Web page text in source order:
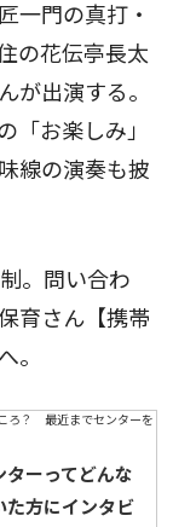
一門の真打・
の花伝亭長太
が出演する。
「お楽しみ」
線の演奏も披
。問い合わ
育さん【携帯
。
ーってどんな
方にインタビ